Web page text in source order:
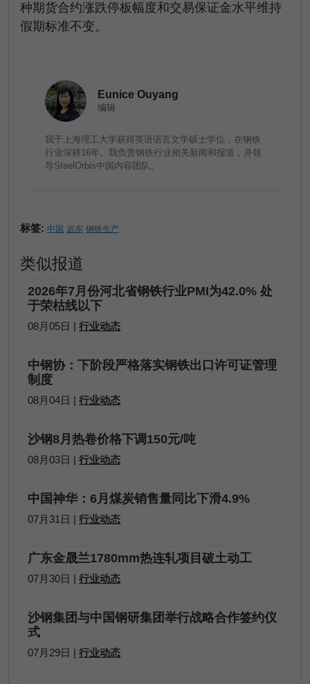
种期货合约涨跌停板幅度和交易保证金水平维持
假期标准不变。
Eunice Ouyang
编辑
我于上海理工大学获得英语语言文学硕士学位，在钢铁
行业深耕16年。我负责钢铁行业相关新闻和报道，并领
导SteelOrbis中国内容团队。
标签: 中国 远东 钢铁生产
类似报道
2026年7月份河北省钢铁行业PMI为42.0% 处
于荣枯线以下
08月05日 | 行业动态
中钢协：下阶段严格落实钢铁出口许可证管理
制度
08月04日 | 行业动态
沙钢8月热卷价格下调150元/吨
08月03日 | 行业动态
中国神华：6月煤炭销售量同比下滑4.9%
07月31日 | 行业动态
广东金晟兰1780mm热连轧项目破土动工
07月30日 | 行业动态
沙钢集团与中国钢研集团举行战略合作签约仪
式
07月29日 | 行业动态